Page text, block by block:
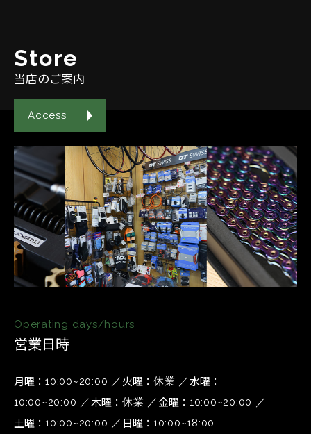
Store
当店のご案内
Access
Operating days/hours
営業日時
月曜 10:00~20:00 火曜 休業 水曜
10:00~20:00 木曜 休業 金曜 10:00~20:00
土曜 10:00~20:00 日曜 10:00~18:00